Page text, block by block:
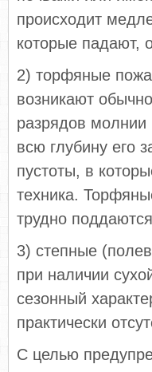
происходит
которые падают,
2) торфяные
возникают
разрядов молнии
всю глубину его
пустоты, в
техника.
трудно
3) степные
при наличии
сезонный
практически
С целью